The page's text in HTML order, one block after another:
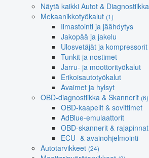
Näytä kaikki Autot & Diagnostiikka
Mekaanikkotyökalut (1)
Ilmastointi ja jäähdytys
Jakopää ja jakelu
Ulosvetäjät ja kompressorit
Tunkit ja nostimet
Jarru- ja moottorityökalut
Erikoisautotyökalut
Avaimet ja hylsyt
OBD-diagnostiikka & Skannerit (6)
OBD-kaapelit & sovittimet
AdBlue-emulaattorit
OBD-skannerit & rajapinnat
ECU- & avainohjelmointi
Autotarvikkeet (24)